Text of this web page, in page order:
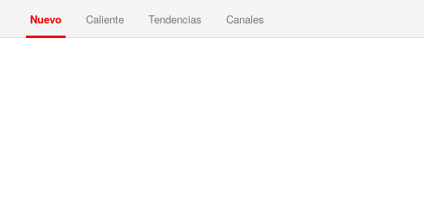
Nuevo Caliente Tendencias Canales